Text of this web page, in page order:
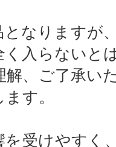
なりますが
く入らないと
解、ご了承い
す。
受けやすく